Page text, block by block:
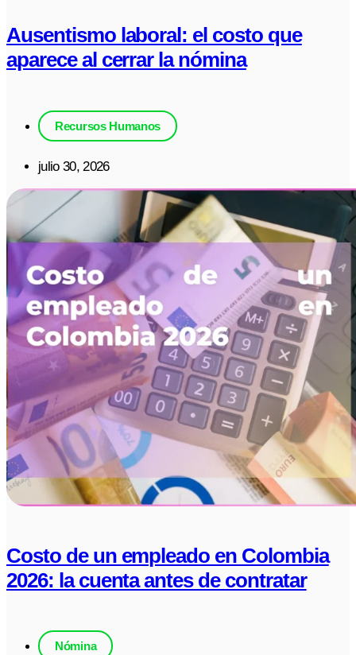
Ausentismo laboral: el costo que
aparece al cerrar la nómina
Recursos Humanos
julio 30, 2026
Costo de un empleado en Colombia
2026: la cuenta antes de contratar
Nómina